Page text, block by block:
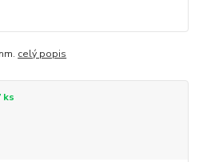
celý popis
ks